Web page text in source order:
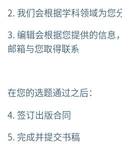
2. 我们会根据学科领域为您
3. 编辑会根据您提供的信息
邮箱与您取得联系
在您的选题通过之后：
4. 签订出版合同
5. 完成并提交书稿